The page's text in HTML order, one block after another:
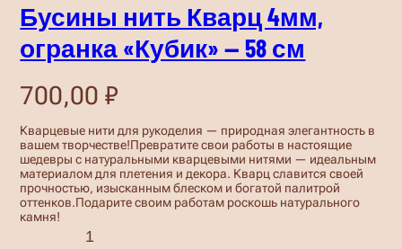
Бусины нить Кварц 4мм,
огранка «Кубик» — 58 см
700,00₽
Кварцевые нити для рукоделия — природная элегантность в
вашем творчестве!Превратите свои работы в настоящие
шедевры с натуральными кварцевыми нитями — идеальным
материалом для плетения и декора. Кварц славится своей
прочностью, изысканным блеском и богатой палитрой
оттенков.Подарите своим работам роскошь натурального
камня!